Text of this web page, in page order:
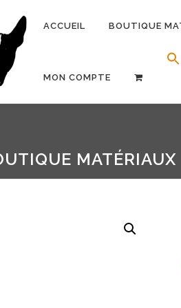
ACCUEIL BOUTIQUE
MON COMPTE